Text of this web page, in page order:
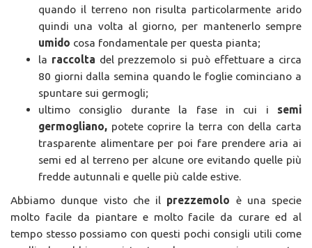
quando il terreno non risulta particolarmente arido
quindi una volta al giorno, per mantenerlo sempre
umido cosa fondamentale per questa pianta;
la raccolta del prezzemolo si può effettuare a circa
80 giorni dalla semina quando le foglie cominciano a
spuntare sui germogli;
ultimo consiglio durante la fase in cui i semi
germogliano, potete coprire la terra con della carta
trasparente alimentare per poi fare prendere aria ai
semi ed al terreno per alcune ore evitando quelle più
fredde autunnali e quelle più calde estive.
Abbiamo dunque visto che il prezzemolo è una specie
molto facile da piantare e molto facile da curare ed al
tempo stesso possiamo con questi pochi consigli utili come